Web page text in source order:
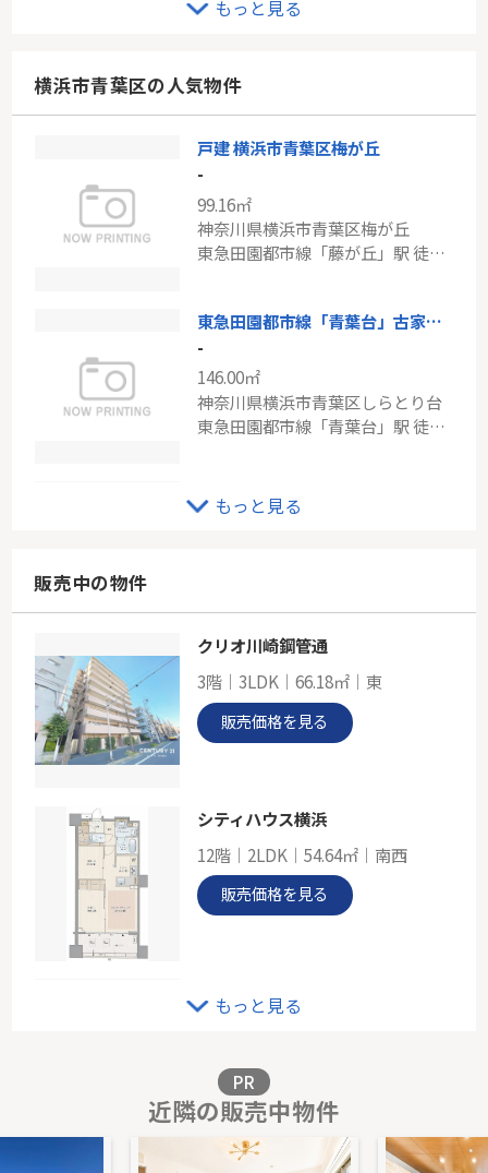
-
東京都稲城市矢野口
南武線「矢野口」駅 徒歩12分
70.68㎡
神奈川県川崎市麻生区白山５丁目
もっと見る
横浜市青葉区の人気物件
戸建 横浜市青葉区梅が丘
-
99.16㎡
神奈川県横浜市青葉区梅が丘
東急田園都市線「藤が丘」駅 徒歩15分
東急田園都市線「青葉台」古家付き売地
-
146.00㎡
神奈川県横浜市青葉区しらとり台
東急田園都市線「青葉台」駅 徒歩11分
-
-
91.19㎡
もっと見る
販売中の物件
クリオ川崎鋼管通
3階｜3LDK｜66.18㎡｜東
販売価格を見る
シティハウス横浜
12階｜2LDK｜54.64㎡｜南西
販売価格を見る
販売価格を見る
戸建 横浜市青葉区荏田町
もっと見る
PR
近隣の販売中物件